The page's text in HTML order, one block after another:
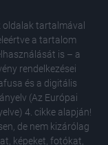
tartalmával
a tartalom
is – a
rendelkezései
és a digitális
(Az Európai
4. cikke alapján!
de nem kizárólag
képeket, fotókat,